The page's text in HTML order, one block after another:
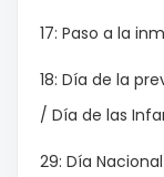
17: Paso a la
18: Día de la
/ Día de las
29: Día